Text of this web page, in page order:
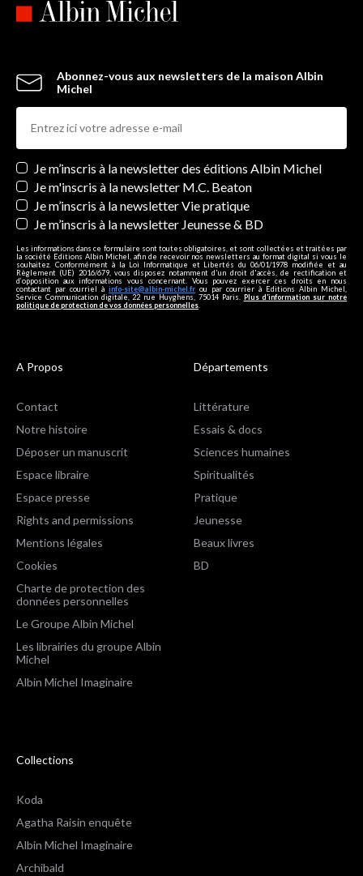
Abonnez-vous aux newsletters de la maison Albin
Michel
Newsletters
Je m’inscris à la newsletter des éditions Albin Michel
Je m'inscris à la newsletter M.C. Beaton
Je m’inscris à la newsletter Vie pratique
Je m’inscris à la newsletter Jeunesse & BD
Les informations dans ce formulaire sont toutes obligatoires, et sont collectées et traitées par
la société Editions Albin Michel, afin de recevoir nos newsletters au format digital si vous le
souhaitez. Conformément à la Loi Informatique et Libertés du 06/01/1978 modifiée et au
Règlement (UE) 2016/679, vous disposez notamment d'un droit d'accès, de rectification et
d’opposition aux informations vous concernant. Vous pouvez exercer ces droits en nous
contactant par courriel à info-site@albin-michel.fr ou par courrier à Editions Albin Michel,
Service Communication digitale, 22 rue Huyghens, 75014 Paris. Plus d’information sur notre
politique de protection de vos données personnelles
A Propos
Contact
Notre histoire
Déposer un manuscrit
Espace libraire
Espace presse
Rights and permissions
Mentions légales
Cookies
Charte de protection des
données personnelles
Le Groupe Albin Michel
Les librairies du groupe Albin
Michel
Albin Michel Imaginaire
Départements
Littérature
Essais & docs
Sciences humaines
Spiritualités
Pratique
Jeunesse
Beaux livres
BD
Collections
Koda
Agatha Raisin enquête
Albin Michel Imaginaire
Archibald